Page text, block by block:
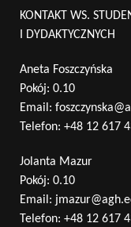
KONTAKT WS.
I DYDAKTYCZNYCH
Aneta Foszczyńska
Pokój: 0.10
Email:
Telefon: +48 12 617
Jolanta Mazur
Pokój: 0.10
Email:
Telefon: +48 12 617